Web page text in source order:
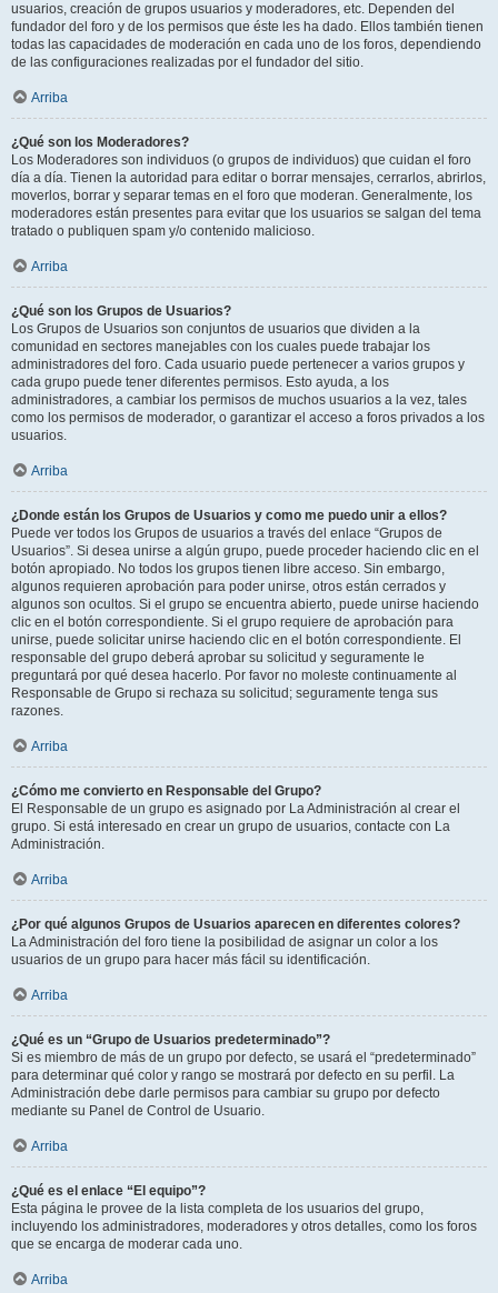
usuarios, creación de grupos usuarios y moderadores, etc. Dependen del
fundador del foro y de los permisos que éste les ha dado. Ellos también tienen
todas las capacidades de moderación en cada uno de los foros, dependiendo
de las configuraciones realizadas por el fundador del sitio.
Arriba
¿Qué son los Moderadores?
Los Moderadores son individuos (o grupos de individuos) que cuidan el foro
día a día. Tienen la autoridad para editar o borrar mensajes, cerrarlos, abrirlos,
moverlos, borrar y separar temas en el foro que moderan. Generalmente, los
moderadores están presentes para evitar que los usuarios se salgan del tema
tratado o publiquen spam y/o contenido malicioso.
Arriba
¿Qué son los Grupos de Usuarios?
Los Grupos de Usuarios son conjuntos de usuarios que dividen a la
comunidad en sectores manejables con los cuales puede trabajar los
administradores del foro. Cada usuario puede pertenecer a varios grupos y
cada grupo puede tener diferentes permisos. Esto ayuda, a los
administradores, a cambiar los permisos de muchos usuarios a la vez, tales
como los permisos de moderador, o garantizar el acceso a foros privados a los
usuarios.
Arriba
¿Donde están los Grupos de Usuarios y como me puedo unir a ellos?
Puede ver todos los Grupos de usuarios a través del enlace “Grupos de
Usuarios”. Si desea unirse a algún grupo, puede proceder haciendo clic en el
botón apropiado. No todos los grupos tienen libre acceso. Sin embargo,
algunos requieren aprobación para poder unirse, otros están cerrados y
algunos son ocultos. Si el grupo se encuentra abierto, puede unirse haciendo
clic en el botón correspondiente. Si el grupo requiere de aprobación para
unirse, puede solicitar unirse haciendo clic en el botón correspondiente. El
responsable del grupo deberá aprobar su solicitud y seguramente le
preguntará por qué desea hacerlo. Por favor no moleste continuamente al
Responsable de Grupo si rechaza su solicitud; seguramente tenga sus
razones.
Arriba
¿Cómo me convierto en Responsable del Grupo?
El Responsable de un grupo es asignado por La Administración al crear el
grupo. Si está interesado en crear un grupo de usuarios, contacte con La
Administración.
Arriba
¿Por qué algunos Grupos de Usuarios aparecen en diferentes colores?
La Administración del foro tiene la posibilidad de asignar un color a los
usuarios de un grupo para hacer más fácil su identificación.
Arriba
¿Qué es un “Grupo de Usuarios predeterminado”?
Si es miembro de más de un grupo por defecto, se usará el “predeterminado”
para determinar qué color y rango se mostrará por defecto en su perfil. La
Administración debe darle permisos para cambiar su grupo por defecto
mediante su Panel de Control de Usuario.
Arriba
¿Qué es el enlace “El equipo”?
Esta página le provee de la lista completa de los usuarios del grupo,
incluyendo los administradores, moderadores y otros detalles, como los foros
que se encarga de moderar cada uno.
Arriba